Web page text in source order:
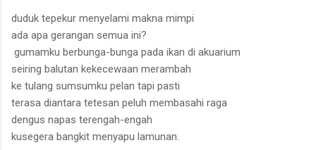
duduk tepekur menyelami makna mimpi
ada apa gerangan semua ini?
gumamku berbunga-bunga pada ikan di akuarium
seiring balutan kekecewaan merambah
ke tulang sumsumku pelan tapi pasti
terasa diantara tetesan peluh membasahi raga
dengus napas terengah-engah
kusegera bangkit menyapu lamunan.